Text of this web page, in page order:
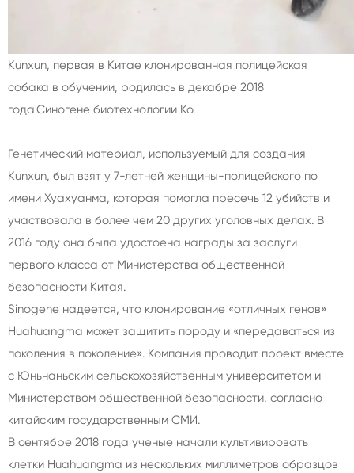
Kunxun, первая в Китае клонированная полицейская
собака в обучении, родилась в декабре 2018
года.Синогене биотехнологии Ко.
Генетический материал, используемый для создания
Kunxun, был взят у 7-летней женщины-полицейского по
имени Хуахуанма, которая помогла пресечь 12 убийств и
участвовала в более чем 20 других уголовных делах. В
2016 году она была удостоена награды за заслуги
первого класса от Министерства общественной
безопасности Китая.
Sinogene надеется, что клонирование «отличных генов»
Huahuangma может защитить породу и «передаваться из
поколения в поколение». Компания проводит проект вместе
с Юньнаньским сельскохозяйственным университетом и
Министерством общественной безопасности, согласно
китайским государственным СМИ.
В сентябре 2018 года ученые начали культивировать
клетки Huahuangma из нескольких миллиметров образцов